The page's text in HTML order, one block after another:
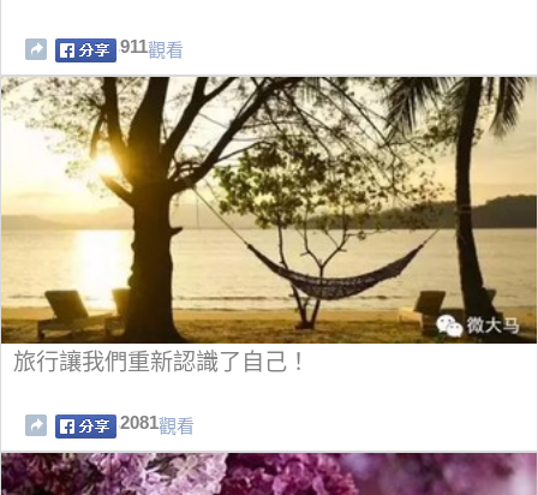
911觀看
旅行讓我們重新認識了自己！
2081觀看